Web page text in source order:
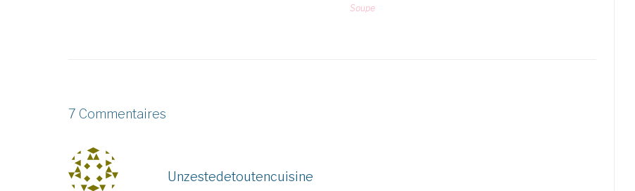
Soupe
7 Commentaires
Unzestedetoutencuisine